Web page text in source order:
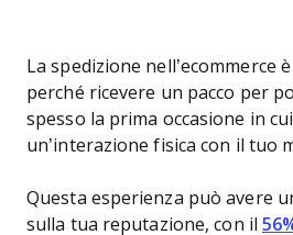
La spedizione nell’ecommerce
perché ricevere un pacco per
spesso la prima occasione in
un’interazione fisica con il tuo
Questa esperienza può avere
sulla tua reputazione, con il